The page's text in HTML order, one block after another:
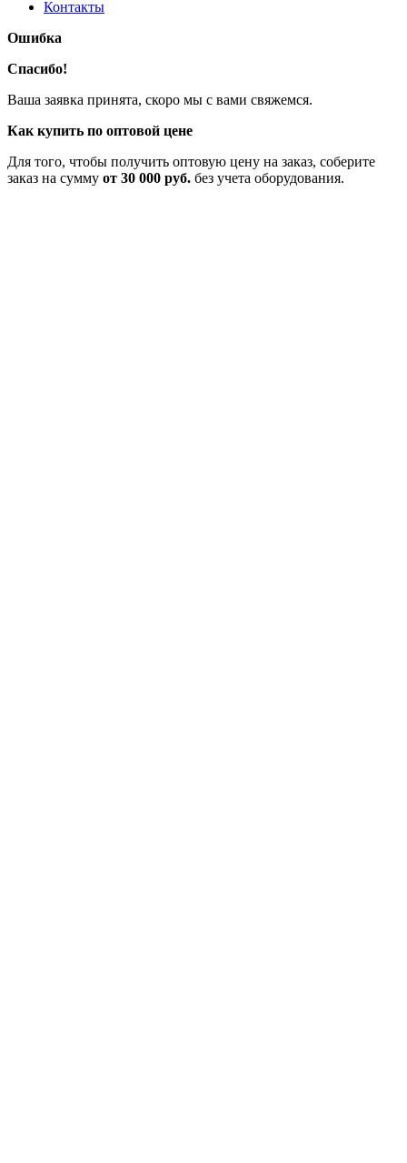
Контакты
Ошибка
Спасибо!
Ваша заявка принята, скоро мы с вами свяжемся.
Как купить по оптовой цене
Для того, чтобы получить оптовую цену на заказ, соберите
заказ на сумму от 30 000 руб. без учета оборудования.